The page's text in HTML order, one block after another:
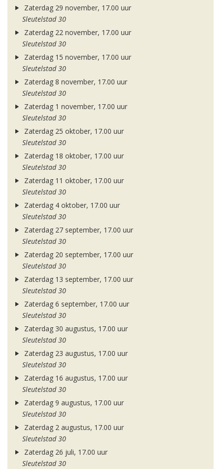
Zaterdag 29 november, 17.00 uur
Sleutelstad 30
Zaterdag 22 november, 17.00 uur
Sleutelstad 30
Zaterdag 15 november, 17.00 uur
Sleutelstad 30
Zaterdag 8 november, 17.00 uur
Sleutelstad 30
Zaterdag 1 november, 17.00 uur
Sleutelstad 30
Zaterdag 25 oktober, 17.00 uur
Sleutelstad 30
Zaterdag 18 oktober, 17.00 uur
Sleutelstad 30
Zaterdag 11 oktober, 17.00 uur
Sleutelstad 30
Zaterdag 4 oktober, 17.00 uur
Sleutelstad 30
Zaterdag 27 september, 17.00 uur
Sleutelstad 30
Zaterdag 20 september, 17.00 uur
Sleutelstad 30
Zaterdag 13 september, 17.00 uur
Sleutelstad 30
Zaterdag 6 september, 17.00 uur
Sleutelstad 30
Zaterdag 30 augustus, 17.00 uur
Sleutelstad 30
Zaterdag 23 augustus, 17.00 uur
Sleutelstad 30
Zaterdag 16 augustus, 17.00 uur
Sleutelstad 30
Zaterdag 9 augustus, 17.00 uur
Sleutelstad 30
Zaterdag 2 augustus, 17.00 uur
Sleutelstad 30
Zaterdag 26 juli, 17.00 uur
Sleutelstad 30